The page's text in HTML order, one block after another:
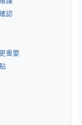
認
重要